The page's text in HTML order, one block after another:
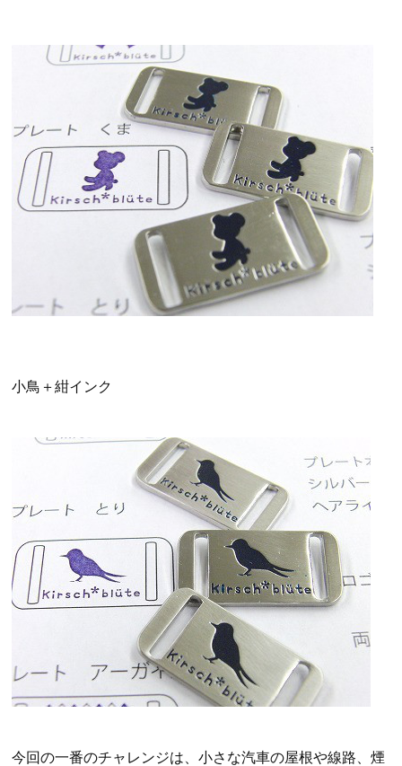
小鳥＋紺インク
今回の一番のチャレンジは、小さな汽車の屋根や線路、煙